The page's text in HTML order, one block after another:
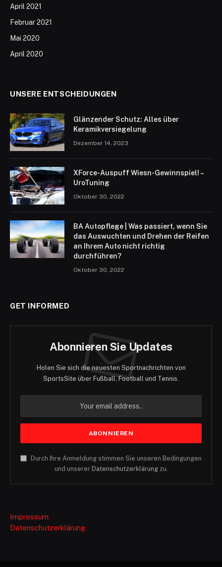
April 2021
Februar 2021
Mai 2020
April 2020
UNSERE ENTSCHEIDUNGEN
Glänzender Schutz: Alles über
Keramikversiegelung
Dezember 14, 2023
XForce-Auspuff Wiesn-Gewinnspiel! –
UroTuning
Oktober 30, 2022
BA Autopflege | Was passiert, wenn Sie
das Auswuchten und Drehen der Reifen
an Ihrem Auto nicht richtig
durchführen?
Oktober 30, 2022
GET INFORMED
Abonnieren Sie Updates
Holen Sie sich die neuesten Sportnachrichten von
SportsSite über Fußball, Football und Tennis.
Durch Ihre Anmeldung stimmen Sie unseren Bedingungen
und unserer Datenschutzerklärungzu.
Impressum
Datenschutzerklärung